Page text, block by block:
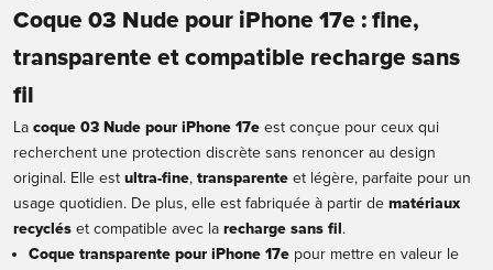
Coque 03 Nude pour iPhone 17e : fine,
transparente et compatible recharge sans
fil
La coque 03 Nude pour iPhone 17e est conçue pour ceux qui
recherchent une protection discrète sans renoncer au design
original. Elle est ultra-fine, transparente et légère, parfaite pour un
usage quotidien. De plus, elle est fabriquée à partir de matériaux
recyclés et compatible avec la recharge sans fil.
Coque transparente pour iPhone 17e pour mettre en valeur le